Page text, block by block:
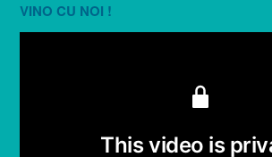
VINO CU NOI !